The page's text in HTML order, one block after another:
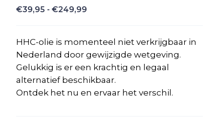
4.78 op 5
gebaseerd
€39,95 - €249,99
€249,99
HHC-olie is momenteel niet verkrijgbaar in
Nederland door gewijzigde wetgeving.
Gelukkig is er een krachtig en legaal
alternatief beschikbaar.
Ontdek het nu en ervaar het verschil.